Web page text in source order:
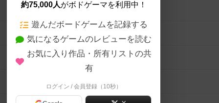
約75,000人がボドゲーマを利用中！
遊んだボードゲームを記録する
気になるゲームのレビューを読む
お気に入り作品・所有リストの共
有
ログイン / 会員登録（10秒）
ボードゲームの新着レビュー
ボードゲーム会情報
メカニクス特集
掲示板・トピックス